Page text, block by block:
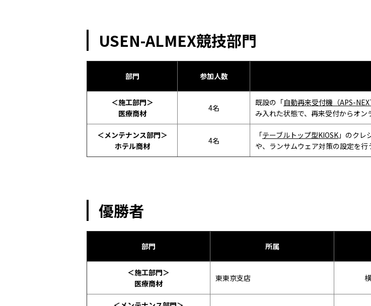
USEN-ALMEX競技部門
部門 参加人数
＜施工部門＞
医療商材
4名
既設の「自動再来受付機（APS-
み入れた状態で、再来受付からオ
＜メンテナンス部門＞
ホテル商材
4名
「テーブルトップ型KIOSK」のクレ
や、ランサムウェア対策の設定を行
優勝者
部門 所属
＜施工部門＞
医療商材
東東京支店